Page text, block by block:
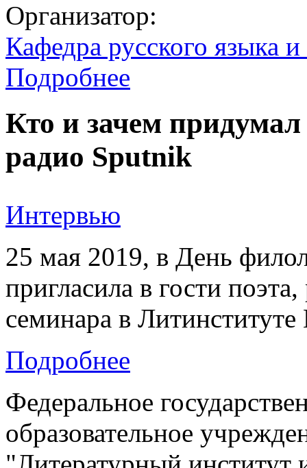
Организатор:
Кафедра русского языка
Подробнее
Кто и зачем
радио Sputnik
Интервью
25 мая 2019, в День
пригласила в гости
семинара в
Подробнее
Федеральное
образовательное